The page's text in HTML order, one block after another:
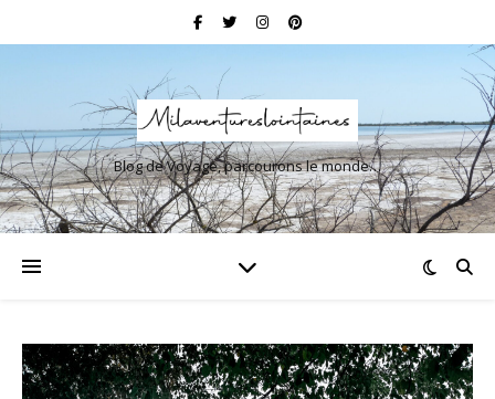
Blog de Voyage, parcourons le monde…